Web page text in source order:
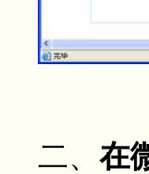
二、 在